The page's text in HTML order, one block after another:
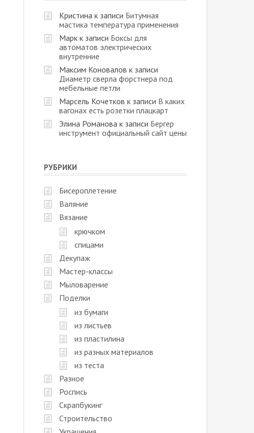
Кристина к записи Битумная
мастика температура применения
Марк к записи Боксы для
автоматов электрических
внутренние
Максим Коновалов к записи
Диаметр сверла форстнера под
мебельные петли
Марсель Кочетков к записи В каких
вагонах есть розетки плацкарт
Элина Романова к записи Бергер
инструмент официальный сайт цены
РУБРИКИ
Бисероплетение
Валяние
Вязание
крючком
спицами
Декупаж
Мастер-классы
Мыловарение
Поделки
из бумаги
из листьев
из пластилина
из разных материалов
из теста
Разное
Роспись
Скрапбукинг
Строительство